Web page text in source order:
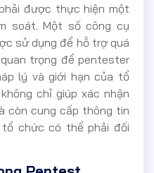
được thực hiện một
soát. Một số công cụ
sử dụng để hỗ trợ quá
trọng để pentester
lý và giới hạn của tổ
chỉ giúp xác nhận
còn cung cấp thông tin
chức có thể phải đối